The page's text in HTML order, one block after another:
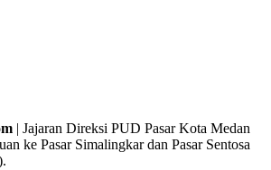
| Jajaran Direksi PUD Pasar Kota Medan
ke Pasar Simalingkar dan Pasar Sentosa